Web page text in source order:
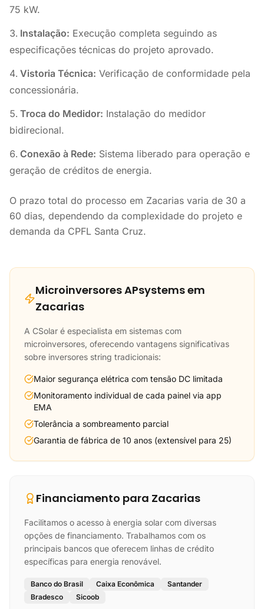
75 kW.
Instalação: Execução completa seguindo as
especificações técnicas do projeto aprovado.
Vistoria Técnica: Verificação de conformidade pela
concessionária.
Troca do Medidor: Instalação do medidor
bidirecional.
Conexão à Rede: Sistema liberado para operação e
geração de créditos de energia.
O prazo total do processo em Zacarias varia de 30 a
60 dias, dependendo da complexidade do projeto e
demanda da CPFL Santa Cruz.
Microinversores APsystems em
Zacarias
A CSolar é especialista em sistemas com
microinversores, oferecendo vantagens significativas
sobre inversores string tradicionais:
Maior segurança elétrica com tensão DC limitada
Monitoramento individual de cada painel via app
EMA
Tolerância a sombreamento parcial
Garantia de fábrica de 10 anos (extensível para 25)
Financiamento para Zacarias
Facilitamos o acesso à energia solar com diversas
opções de financiamento. Trabalhamos com os
principais bancos que oferecem linhas de crédito
específicas para energia renovável.
Banco do Brasil Caixa Econômica
Santander
Bradesco
Sicoob